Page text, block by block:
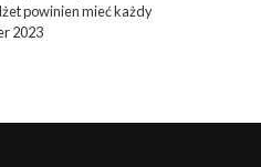
powinien mieć każdy
2023